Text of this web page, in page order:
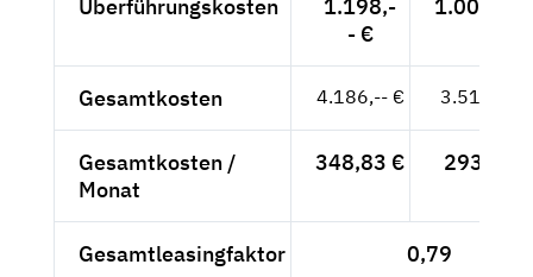
Überführungskosten
1.198,-
- €
1.006,72
Gesamtkosten 4.186,-- € 3.517,65
Gesamtkosten /
Monat
348,83 € 293,14 €
Gesamtleasingfaktor 0,79